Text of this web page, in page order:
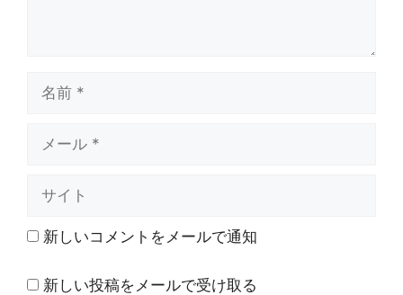
ト 新しいコメントをメールで通知
新しい投稿をメールで受け取る